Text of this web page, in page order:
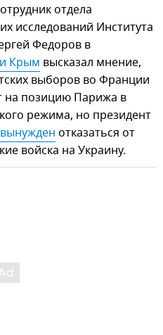
отдела
исследований Института
Федоров в
Крым высказал мнение,
выборов во Франции
на позицию Парижа в
режима, но президент
отказаться от
войска на Украину.